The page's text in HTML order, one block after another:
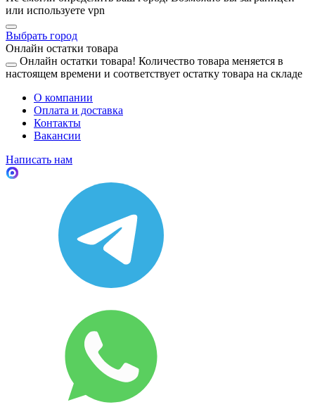
или используете vpn
Выбрать город
Онлайн остатки товара
Онлайн остатки товара! Количество товара меняется в
настоящем времени и соответствует остатку товара на складе
О компании
Оплата и доставка
Контакты
Вакансии
Написать нам